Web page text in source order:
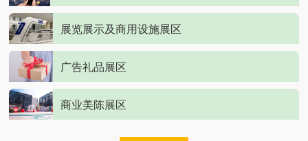
展览展示及商用设施展区
广告礼品展区
商业美陈展区